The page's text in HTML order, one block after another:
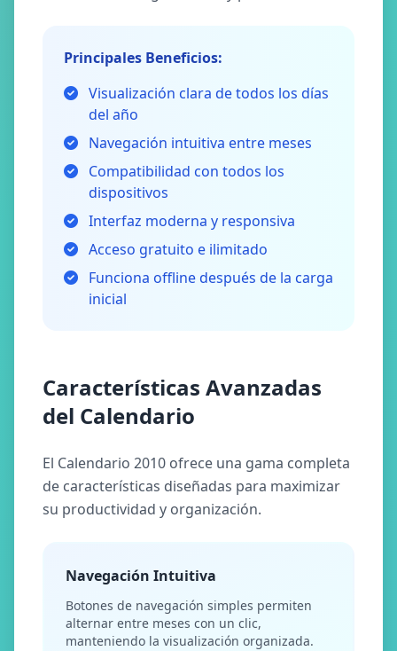
Principales Beneficios:
Visualización clara de todos los días
del año
Navegación intuitiva entre meses
Compatibilidad con todos los
dispositivos
Interfaz moderna y responsiva
Acceso gratuito e ilimitado
Funciona offline después de la carga
inicial
Características Avanzadas
del Calendario
El Calendario 2010 ofrece una gama completa
de características diseñadas para maximizar
su productividad y organización.
Navegación Intuitiva
Botones de navegación simples permiten
alternar entre meses con un clic,
manteniendo la visualización organizada.